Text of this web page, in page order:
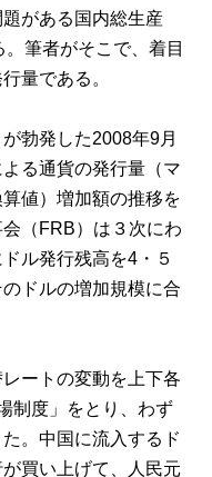
がある国内総生産
。筆者がそこで、着目
量である。
勃発した2008年9月
る通貨の発行量（マ
値）増加額の推移を
（FRB）は３次にわ
ル発行残高を4・５
ドルの増加規模に合
ートの変動を上下各
制度」をとり、わず
。中国に流入するド
買い上げて、人民元